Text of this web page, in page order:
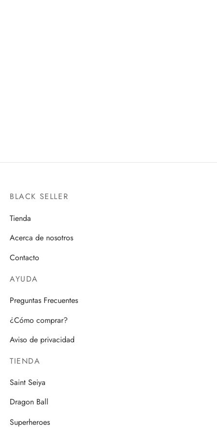
BLACK SELLER
Tienda
Acerca de nosotros
Contacto
AYUDA
Preguntas Frecuentes
¿Cómo comprar?
Aviso de privacidad
TIENDA
Saint Seiya
Dragon Ball
Superheroes